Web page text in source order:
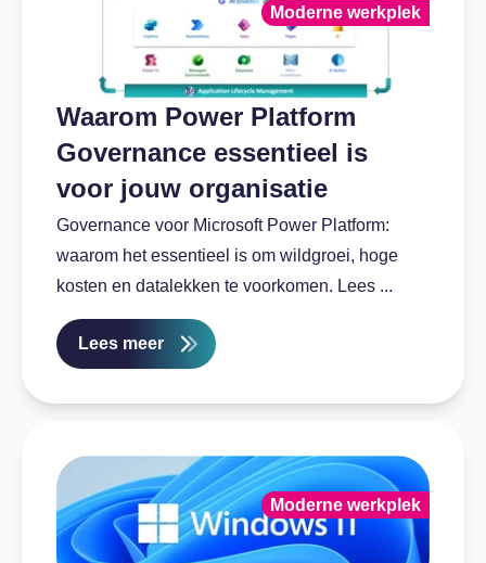
Waarom Power Platform
Governance essentieel is
voor jouw organisatie
Governance voor Microsoft Power Platform:
waarom het essentieel is om wildgroei, hoge
kosten en datalekken te voorkomen. Lees ...
Lees meer
Moderne werkplek
Moderne werkplek